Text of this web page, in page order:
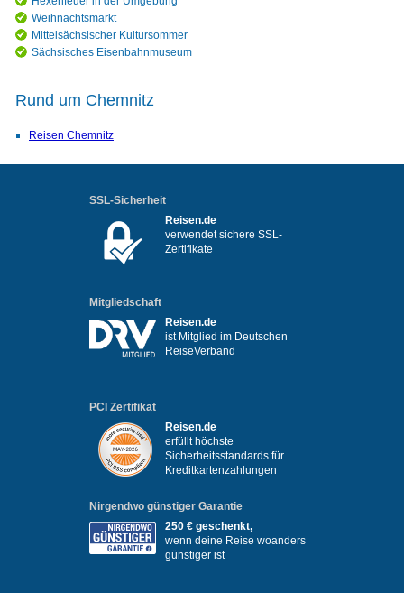
Weihnachtsmarkt
Mittelsächsischer Kultursommer
Sächsisches Eisenbahnmuseum
Rund um Chemnitz
Reisen Chemnitz
SSL-Sicherheit
Reisen.de
verwendet sichere SSL-
Zertifikate
Mitgliedschaft
Reisen.de
ist Mitglied im Deutschen
ReiseVerband
PCI Zertifikat
Reisen.de
erfüllt höchste
Sicherheitsstandards für
Kreditkartenzahlungen
Nirgendwo günstiger Garantie
250 € geschenkt,
wenn deine Reise woanders
günstiger ist